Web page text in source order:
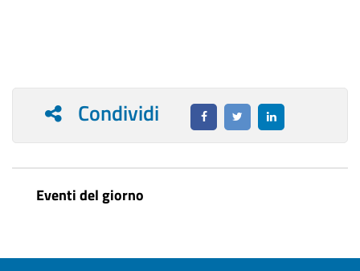
Condividi
Eventi del giorno